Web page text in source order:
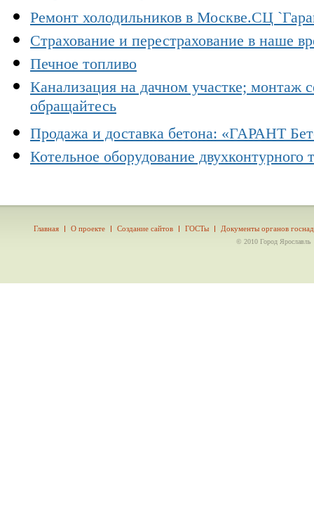
Ремонт холодильников в Москве.СЦ
Страхование и перестрахование в наше
Печное топливо
Канализация на дачном участке; монтаж
обращайтесь
Продажа и доставка бетона: «ГАРАНТ
Котельное оборудование двухконтурного
Главная О проекте Создание сайтов ГОСТы Документы органов
© 2010 Город Ярославль